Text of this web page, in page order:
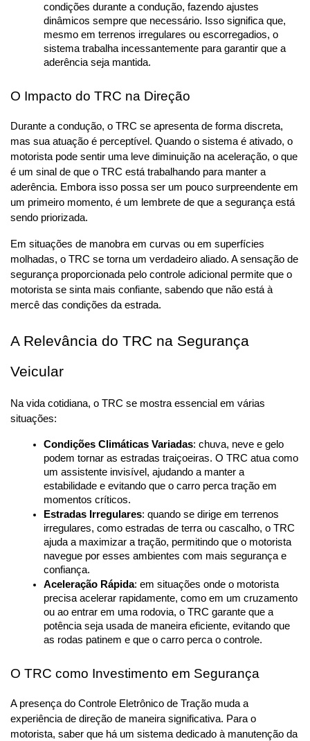
condições durante a condução, fazendo ajustes
dinâmicos sempre que necessário. Isso significa que,
mesmo em terrenos irregulares ou escorregadios, o
sistema trabalha incessantemente para garantir que a
aderência seja mantida.
O Impacto do TRC na Direção
Durante a condução, o TRC se apresenta de forma discreta,
mas sua atuação é perceptível. Quando o sistema é ativado, o
motorista pode sentir uma leve diminuição na aceleração, o que
é um sinal de que o TRC está trabalhando para manter a
aderência. Embora isso possa ser um pouco surpreendente em
um primeiro momento, é um lembrete de que a segurança está
sendo priorizada.
Em situações de manobra em curvas ou em superfícies
molhadas, o TRC se torna um verdadeiro aliado. A sensação de
segurança proporcionada pelo controle adicional permite que o
motorista se sinta mais confiante, sabendo que não está à
mercê das condições da estrada.
A Relevância do TRC na Segurança
Veicular
Na vida cotidiana, o TRC se mostra essencial em várias
situações:
Condições Climáticas Variadas: chuva, neve e gelo
podem tornar as estradas traiçoeiras. O TRC atua como
um assistente invisível, ajudando a manter a
estabilidade e evitando que o carro perca tração em
momentos críticos.
Estradas Irregulares: quando se dirige em terrenos
irregulares, como estradas de terra ou cascalho, o TRC
ajuda a maximizar a tração, permitindo que o motorista
navegue por esses ambientes com mais segurança e
confiança.
Aceleração Rápida: em situações onde o motorista
precisa acelerar rapidamente, como em um cruzamento
ou ao entrar em uma rodovia, o TRC garante que a
potência seja usada de maneira eficiente, evitando que
as rodas patinem e que o carro perca o controle.
O TRC como Investimento em Segurança
A presença do Controle Eletrônico de Tração muda a
experiência de direção de maneira significativa. Para o
motorista, saber que há um sistema dedicado à manutenção da